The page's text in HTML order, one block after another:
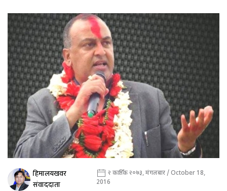
हिमालयखवर
संवाददाता
२ कार्तिक २०७३, मंगलबार / October 18,
2016